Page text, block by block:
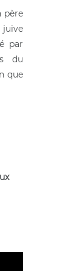
père
par
du
que